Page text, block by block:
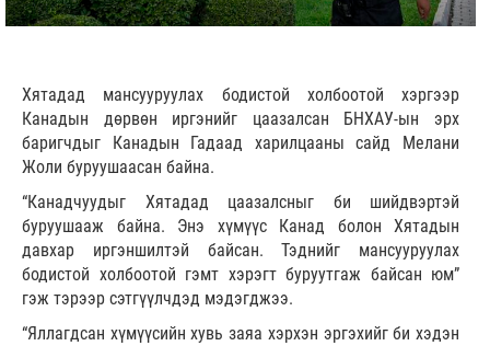
Хятадад мансууруулах бодистой холбоотой хэргээр
Канадын дөрвөн иргэнийг цаазалсан БНХАУ-ын эрх
баригчдыг Канадын Гадаад харилцааны сайд Мелани
Жоли буруушаасан байна.
“Канадчуудыг Хятадад цаазалсныг би шийдвэртэй
буруушааж байна. Энэ хүмүүс Канад болон Хятадын
давхар иргэншилтэй байсан. Тэднийг мансууруулах
бодистой холбоотой гэмт хэрэгт буруутгаж байсан юм”
гэж тэрээр сэтгүүлчдэд мэдэгджээ.
“Яллагдсан хүмүүсийн хувь заяа хэрхэн эргэхийг би хэдэн